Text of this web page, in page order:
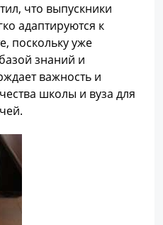
что выпускники
адаптируются к
поскольку уже
знаний и
важность и
школы и вуза для